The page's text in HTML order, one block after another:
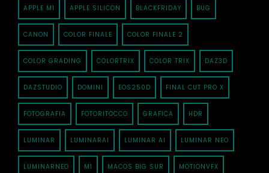
APPLE M1 APPLE SILICON BLACKFRIDAY BUG
CANON COLOR FINALE COLOR FINALE 2
COLOR GRADING COLORTRIX COLOR TRIX DAZ3D
DAZSTUDIO DOMINI EOS250D FINAL CUT PRO X
FOTOGRAFIA FOTORITOCCO GRAFICA HDR
LUMINAR LUMINARAI LUMINAR AI LUMINAR NEO
LUMINARNEO M1 MACOS BIG SUR MOTIONVFX